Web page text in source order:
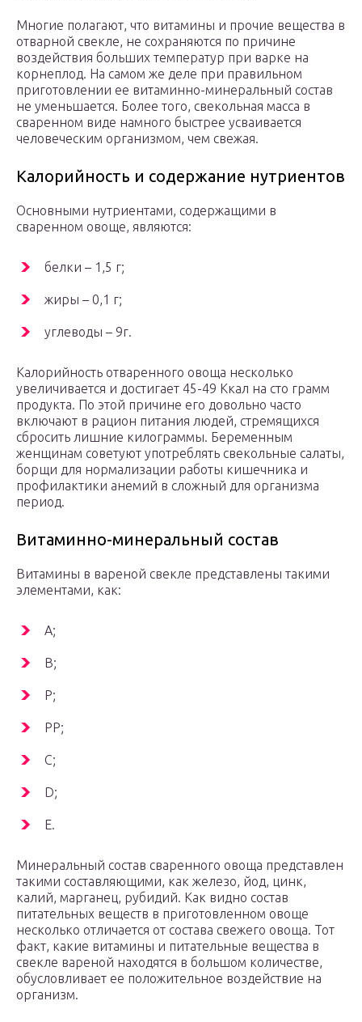
Многие полагают, что витамины и прочие вещества в
отварной свекле, не сохраняются по причине
воздействия больших температур при варке на
корнеплод. На самом же деле при правильном
приготовлении ее витаминно-минеральный состав
не уменьшается. Более того, свекольная масса в
сваренном виде намного быстрее усваивается
человеческим организмом, чем свежая.
Калорийность и содержание нутриентов
Основными нутриентами, содержащими в
сваренном овоще, являются:
белки – 1,5 г;
жиры – 0,1 г;
углеводы – 9г.
Калорийность отваренного овоща несколько
увеличивается и достигает 45-49 Ккал на сто грамм
продукта. По этой причине его довольно часто
включают в рацион питания людей, стремящихся
сбросить лишние килограммы. Беременным
женщинам советуют употреблять свекольные салаты,
борщи для нормализации работы кишечника и
профилактики анемий в сложный для организма
период.
Витаминно-минеральный состав
Витамины в вареной свекле представлены такими
элементами, как:
А;
В;
Р;
РР;
С;
D;
Е.
Минеральный состав сваренного овоща представлен
такими составляющими, как железо, йод, цинк,
калий, марганец, рубидий. Как видно состав
питательных веществ в приготовленном овоще
несколько отличается от состава свежего овоща. Тот
факт, какие витамины и питательные вещества в
свекле вареной находятся в большом количестве,
обусловливает ее положительное воздействие на
организм.